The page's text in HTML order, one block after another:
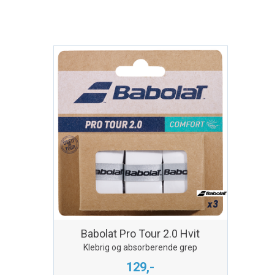
Babolat Pro Tour 2.0 Hvit
Klebrig og absorberende grep
129,-